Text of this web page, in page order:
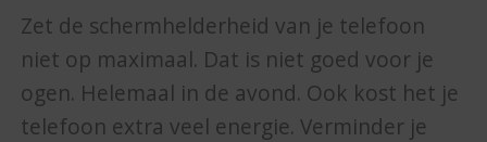
Zet de schermhelderheid van je telefoon
niet op maximaal. Dat is niet goed voor je
ogen. Helemaal in de avond. Ook kost het je
telefoon extra veel energie. Verminder je